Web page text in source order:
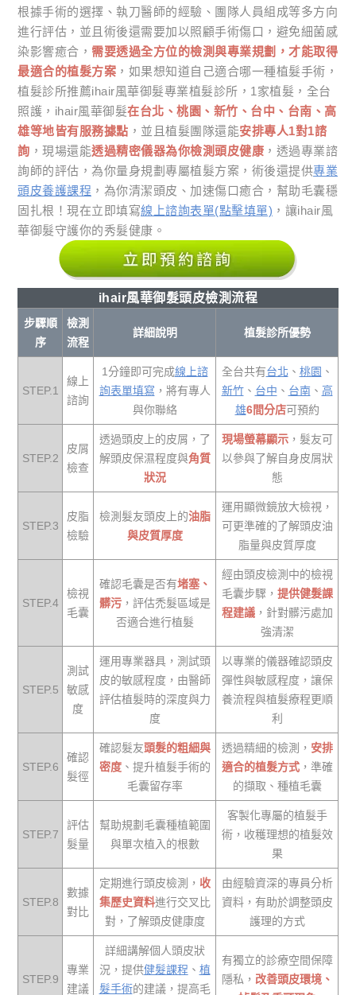
根據手術的選擇、執刀醫師的經驗、團隊人員組成等多方向
進行評估，並且術後還需要加以照顧手術傷口，避免細菌感
染影響癒合， 需要透過全方位的檢測與專業規劃，才能取得
最適合的植髮方案 ，如果想知道自己適合哪一種植髮手術，
植髮診所推薦ihair風華御髮專業植髮診所，1家植髮，全台
照護，ihair風華御髮在台北、桃園、新竹、台中、台南、高
雄等地皆有服務據點 ，並且植髮團隊還能安排專人1對1諮
詢 ，現場還能透過精密儀器為你檢測頭皮健康 ，透過專業諮
詢師的評估，為你量身規劃專屬植髮方案，術後還提供專業
頭皮養護課程 ，為你清潔頭皮、加速傷口癒合，幫助毛囊穩
固扎根！現在立即填寫線上諮詢表單(點擊填單) ，讓ihair風
華御髮守護你的秀髮健康。
ihair風華御髮頭皮檢測流程
步驟順
序
檢測
流程
詳細說明 植髮診所優勢
STEP.1
線上
諮詢
1分鐘即可完成線上諮
詢表單填寫 ，將有專人
與你聯絡
全台共有台北 、 桃園 、
新竹、 台中 、 台南、 高
雄6間分店可預約
STEP.2
皮屑
檢查
透過頭皮上的皮屑，了
解頭皮保濕程度與角質
狀況
現場螢幕顯示，髮友可
以參與了解自身皮屑狀
態
STEP.3
皮脂
檢驗
檢測髮友頭皮上的油脂
與皮質厚度
運用顯微鏡放大檢視，
可更準確的了解頭皮油
脂量與皮質厚度
STEP.4
檢視
毛囊
確認毛囊是否有堵塞、
髒污，評估禿髮區域是
否適合進行植髮
經由頭皮檢測中的檢視
毛囊步驟， 提供健髮課
程建議，針對髒污處加
強清潔
STEP.5
測試
敏感
度
運用專業器具，測試頭
皮的敏感程度，由醫師
評估植髮時的深度與力
度
以專業的儀器確認頭皮
彈性與敏感程度，讓保
養流程與植髮療程更順
利
STEP.6
確認
髮徑
確認髮友頭髮的粗細與
密度、提升植髮手術的
毛囊留存率
透過精細的檢測， 安排
適合的植髮方式，準確
的擷取、種植毛囊
STEP.7
評估
髮量
幫助規劃毛囊種植範圍
與單次植入的根數
客製化專屬的植髮手
術，收穫理想的植髮效
果
STEP.8
數據
對比
定期進行頭皮檢測， 收
集歷史資料進行交叉比
對，了解頭皮健康度
由經驗資深的專員分析
資料，有助於調整頭皮
護理的方式
STEP.9
專業
建議
詳細講解個人頭皮狀
況，提供健髮課程 、 植
髮手術的建議，提高毛
有獨立的診療空間保障
隱私， 改善頭皮環境、